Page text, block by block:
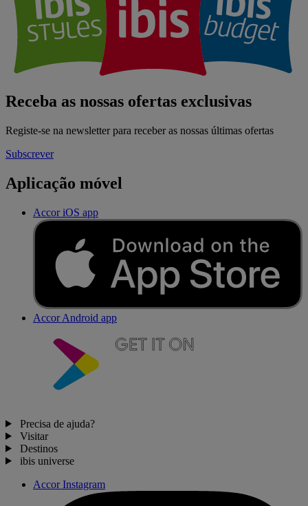
Receba as nossas ofertas exclusivas
Registe-se na newsletter para receber as nossas últimas ofertas
Subscrever
Aplicação móvel
Accor iOS app
Accor Android app
Precisa de ajuda?
Visitar
Destinos
ibis universe
Accor Instagram